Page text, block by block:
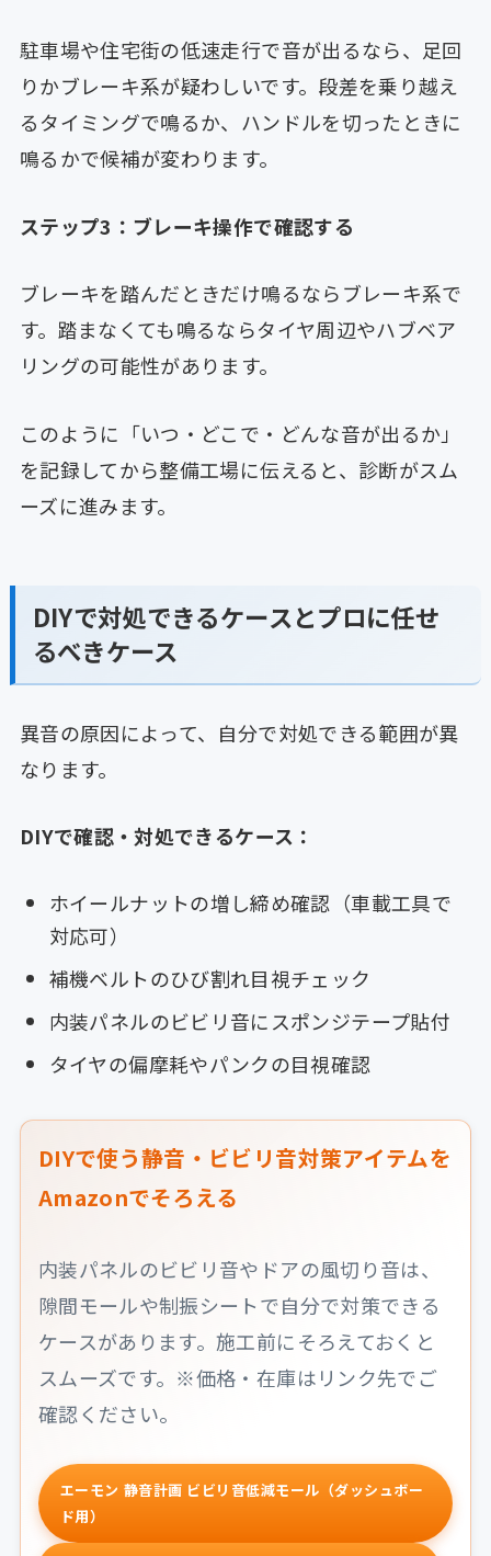
駐車場や住宅街の低速走行で音が出るなら、足回
りかブレーキ系が疑わしいです。段差を乗り越え
るタイミングで鳴るか、ハンドルを切ったときに
鳴るかで候補が変わります。
ステップ3：ブレーキ操作で確認する
ブレーキを踏んだときだけ鳴るならブレーキ系で
す。踏まなくても鳴るならタイヤ周辺やハブベア
リングの可能性があります。
このように「いつ・どこで・どんな音が出るか」
を記録してから整備工場に伝えると、診断がスム
ーズに進みます。
DIYで対処できるケースとプロに任せ
るべきケース
異音の原因によって、自分で対処できる範囲が異
なります。
DIYで確認・対処できるケース：
ホイールナットの増し締め確認（車載工具で
対応可）
補機ベルトのひび割れ目視チェック
内装パネルのビビリ音にスポンジテープ貼付
タイヤの偏摩耗やパンクの目視確認
DIYで使う静音・ビビリ音対策アイテムを
Amazonでそろえる
内装パネルのビビリ音やドアの風切り音は、
隙間モールや制振シートで自分で対策できる
ケースがあります。施工前にそろえておくと
スムーズです。※価格・在庫はリンク先でご
確認ください。
エーモン 静音計画 ビビリ音低減モール（ダッシュボー
ド用）